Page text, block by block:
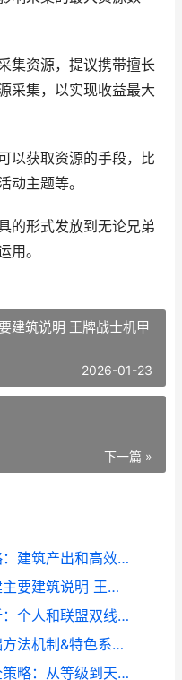
资源，提议携带擅长
采集，以实现收益最大
获取资源的手段，比
动主题等。
形式发放到无论兄弟
用。
建筑说明 王牌战士机甲
2026-01-23
下一篇 »
《王牌机甲》资源获取全策略：建筑产出和高效采集诀窍 王牌机战百度百科
《王牌机甲》建筑策略：城建主要建筑说明 王牌战士机甲
《王牌机甲》科技系统全解析：个人和联盟双线成长策略 《王牌机甲》科幻小说
《王牌机甲》萌新指导：基础方法机制&特色系统说明 王牌机战百度百科
《王牌机甲》英雄军团培养全策略：从等级到天赋的综合指导 王牌战士机甲少女